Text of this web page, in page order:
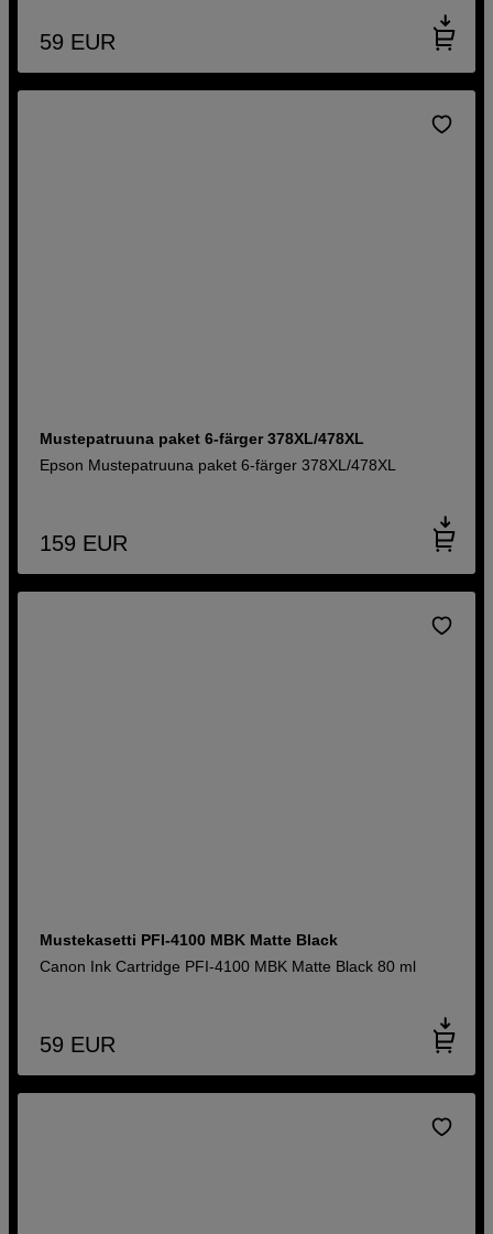
59 EUR
Mustepatruuna paket 6-färger 378XL/478XL
Epson Mustepatruuna paket 6-färger 378XL/478XL
159 EUR
Mustekasetti PFI-4100 MBK Matte Black
Canon Ink Cartridge PFI-4100 MBK Matte Black 80 ml
59 EUR